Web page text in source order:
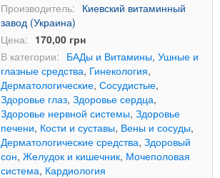
Производитель: Киевский витаминный
завод (Украина)
Цена: 170,00 грн
В категории: БАДы и Витамины, Ушные и
глазные средства, Гинекология,
Дерматологические, Сосудистые,
Здоровье глаз, Здоровье сердца,
Здоровье нервной системы, Здоровье
печени, Кости и суставы, Вены и сосуды,
Дерматологические средства, Здоровый
сон, Желудок и кишечник, Мочеполовая
система, Кардиология